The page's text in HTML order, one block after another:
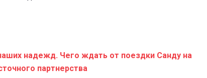
партнерства (CORLEAP) в Брюсселе. В своем
надежд. Чего ждать от поездки Санду на
партнерства